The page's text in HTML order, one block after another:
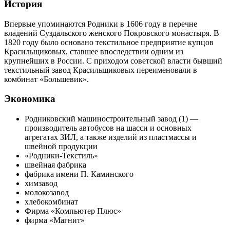
История
Впервые упоминаются Родники в 1606 году в перечне
владений Суздальского женского Покровского монастыря. В
1820 году было основано текстильное предприятие купцов
Красильщиковых, ставшее впоследствии одним из
крупнейших в России. С приходом советской власти бывший
текстильный завод Красильщиковых переименовали в
комбинат «Большевик».
Экономика
Родниковский машиностроительный завод (1) —
производитель автобусов на шасси и основных
агрегатах ЗИЛ, а также изделий из пластмассы и
швейной продукции
«Родники-Текстиль»
швейная фабрика
фабрика имени П. Каминского
химзавод
молокозавод
хлебокомбинат
Фирма «Компьютер Плюс»
фирма «Магнит»